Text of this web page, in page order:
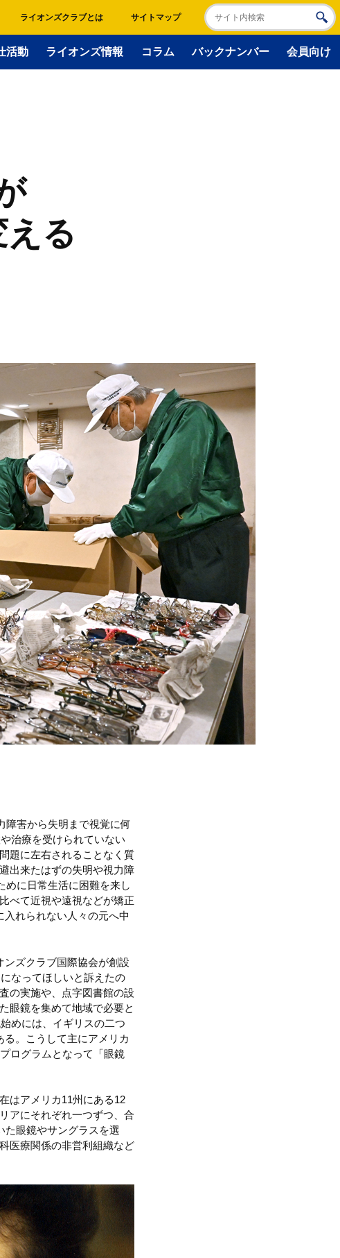
ライオンズクラブとは サイトマップ
活動 ライオンズ情報 コラム バックナンバー 会員向け
る
障害から失明まで視覚に何
治療を受けられていない
題に左右されることなく質
出来たはずの失明や視力障
めに日常生活に困難を来し
べて近視や遠視などが矯正
れられない人々の元へ中
ンズクラブ国際協会が創設
なってほしいと訴えたの
の実施や、点字図書館の設
眼鏡を集めて地域で必要と
めには、イギリスの二つ
。こうして主にアメリカ
ログラムとなって「眼鏡
はアメリカ11州にある12
アにそれぞれ一つずつ、合
た眼鏡やサングラスを選
医療関係の非営利組織など